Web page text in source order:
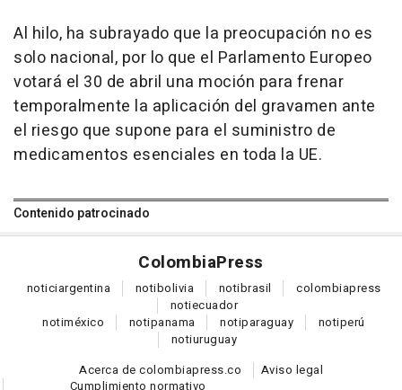
Al hilo, ha subrayado que la preocupación no es
solo nacional, por lo que el Parlamento Europeo
votará el 30 de abril una moción para frenar
temporalmente la aplicación del gravamen ante
el riesgo que supone para el suministro de
medicamentos esenciales en toda la UE.
Contenido patrocinado
ColombiaPress
noticiargentina notibolivia notibrasil colombiapress
notiecuador
notiméxico notipanama notiparaguay notiperú
notiuruguay
Acerca de colombiapress.co
Aviso legal
Cumplimiento normativo